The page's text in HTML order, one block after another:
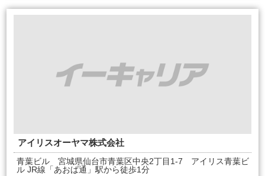
アイリスオーヤマ株式会社
青葉ビル 宮城県仙台市青葉区中央2丁目1-7 アイリス青葉ビ
ル JR線「あおば通」駅から徒歩1分